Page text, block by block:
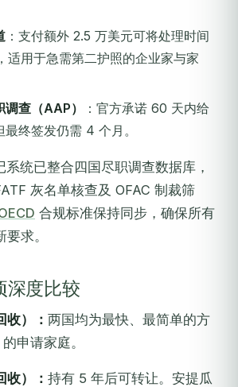
：支付额外 2.5 万美元可将处理时间
，适用于急需第二护照的企业家与家
查（AAP）
：官方承诺 60 天内给
终签发仍需 4 个月。
系统已整合四国尽职调查数据库，
灰名单核查及 OFAC 制裁筛
合规标准保持同步，确保所有
求。
深度比较
收）： 两国均为最快、最简单的方
申请家庭。
收）： 持有 5 年后可转让。安提瓜